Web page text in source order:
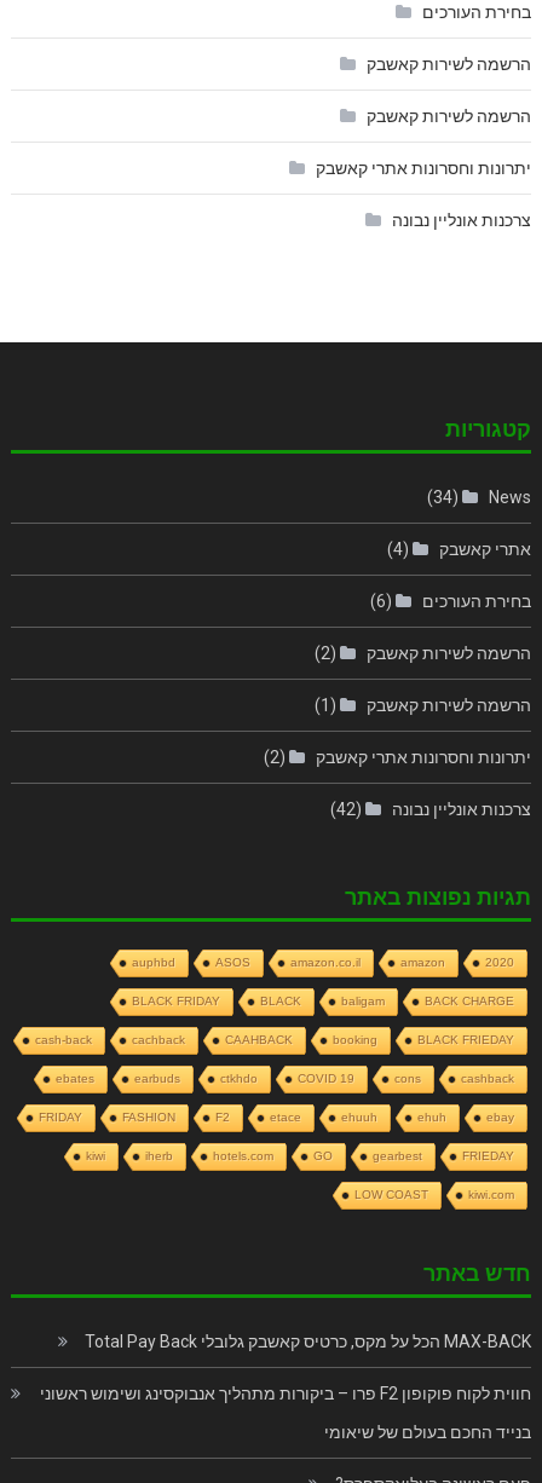
בחירת העורכים
הרשמה לשירות קאשבק
הרשמה לשירות קאשבק
יתרונות וחסרונות אתרי קאשבק
צרכנות אונליין נבונה
קטגוריות
News
(34)
אתרי קאשבק (4)
בחירת העורכים (6)
הרשמה לשירות קאשבק (2)
הרשמה לשירות קאשבק (1)
יתרונות וחסרונות אתרי קאשבק (2)
צרכנות אונליין נבונה (42)
תגיות נפוצות באתר
2020
amazon
amazon.co.il
ASOS
auphbd
BACK CHARGE
baligam
BLACK
BLACK FRIDAY
BLACK FRIEDAY
booking
CAAHBACK
cachback
cash-back
cashback
cons
COVID 19
ctkhdo
earbuds
ebates
ebay
ehuh
ehuuh
etace
F2
FASHION
FRIDAY
FRIEDAY
gearbest
GO
hotels.com
iherb
kiwi
kiwi.com
LOW COAST
חדש באתר
MAX-BACK הכל על מקס, כרטיס קאשבק גלובלי Total Pay Back
חווית לקוח פוקופון F2 פרו – ביקורות מתהליך אנבוקסינג ושימוש ראשוני
בנייד החכם בעולם של שיאומי